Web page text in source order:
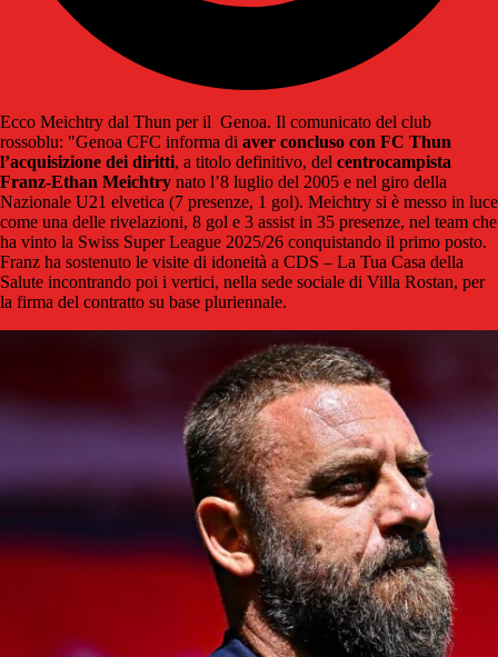
Ecco Meichtry dal Thun per il Genoa. Il comunicato del club
rossoblu: "Genoa CFC informa di aver concluso con FC Thun
l’acquisizione dei diritti, a titolo definitivo, del centrocampista
Franz-Ethan Meichtry nato l’8 luglio del 2005 e nel giro della
Nazionale U21 elvetica (7 presenze, 1 gol). Meichtry si è messo in luce
come una delle rivelazioni, 8 gol e 3 assist in 35 presenze, nel team che
ha vinto la Swiss Super League 2025/26 conquistando il primo posto.
Franz ha sostenuto le visite di idoneità a CDS – La Tua Casa della
Salute incontrando poi i vertici, nella sede sociale di Villa Rostan, per
la firma del contratto su base pluriennale.